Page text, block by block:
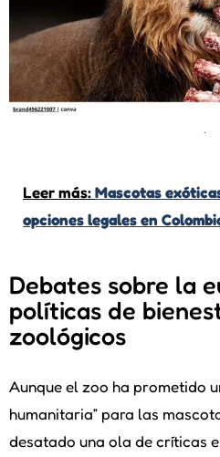
.
Leer más:Mascotas
opciones legales en
Debates sobre la
políticas de
zoológicos
Aunque el zoo ha prometido
humanitaria” para las
desatado una ola de críticas